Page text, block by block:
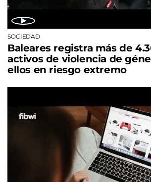
SOCIEDAD
Baleares registra más de
activos de violencia de
ellos en riesgo extremo